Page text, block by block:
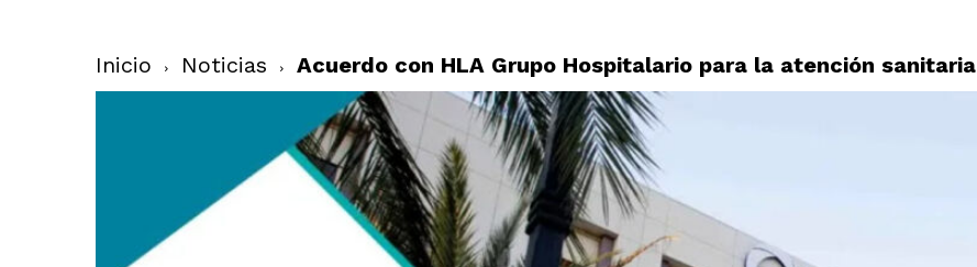
Inicio Noticias Acuerdo con HLA Grupo Hospitalario para la atención sanitaria